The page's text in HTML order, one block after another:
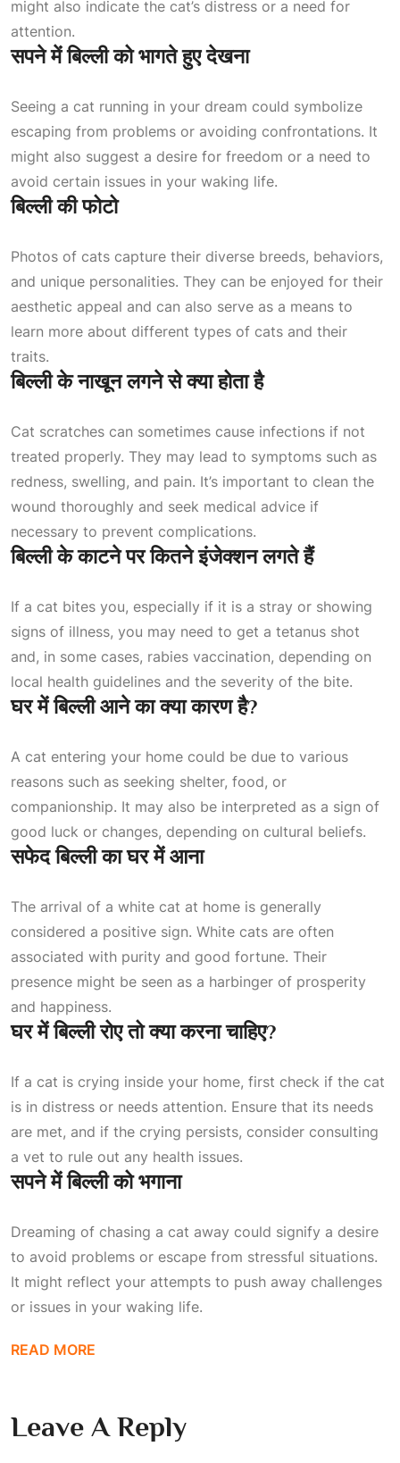
might also indicate the cat’s distress or a need for
attention.
सपने में बिल्ली को भागते हुए देखना
Seeing a cat running in your dream could symbolize
escaping from problems or avoiding confrontations. It
might also suggest a desire for freedom or a need to
avoid certain issues in your waking life.
बिल्ली की फोटो
Photos of cats capture their diverse breeds, behaviors,
and unique personalities. They can be enjoyed for their
aesthetic appeal and can also serve as a means to
learn more about different types of cats and their
traits.
बिल्ली के नाखून लगने से क्या होता है
Cat scratches can sometimes cause infections if not
treated properly. They may lead to symptoms such as
redness, swelling, and pain. It’s important to clean the
wound thoroughly and seek medical advice if
necessary to prevent complications.
बिल्ली के काटने पर कितने इंजेक्शन लगते हैं
If a cat bites you, especially if it is a stray or showing
signs of illness, you may need to get a tetanus shot
and, in some cases, rabies vaccination, depending on
local health guidelines and the severity of the bite.
घर में बिल्ली आने का क्या कारण है?
A cat entering your home could be due to various
reasons such as seeking shelter, food, or
companionship. It may also be interpreted as a sign of
good luck or changes, depending on cultural beliefs.
सफेद बिल्ली का घर में आना
The arrival of a white cat at home is generally
considered a positive sign. White cats are often
associated with purity and good fortune. Their
presence might be seen as a harbinger of prosperity
and happiness.
घर में बिल्ली रोए तो क्या करना चाहिए?
If a cat is crying inside your home, first check if the cat
is in distress or needs attention. Ensure that its needs
are met, and if the crying persists, consider consulting
a vet to rule out any health issues.
सपने में बिल्ली को भगाना
Dreaming of chasing a cat away could signify a desire
to avoid problems or escape from stressful situations.
It might reflect your attempts to push away challenges
or issues in your waking life.
READ MORE
Leave A Reply